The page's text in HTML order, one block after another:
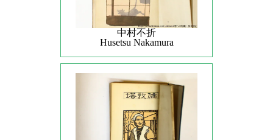
中村不折
Husetsu Nakamura